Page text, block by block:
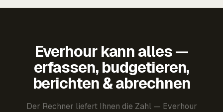
Everhour kann alles —
erfassen, budgetieren,
berichten & abrechnen
Der Rechner liefert Ihnen die Zahl — Everhour